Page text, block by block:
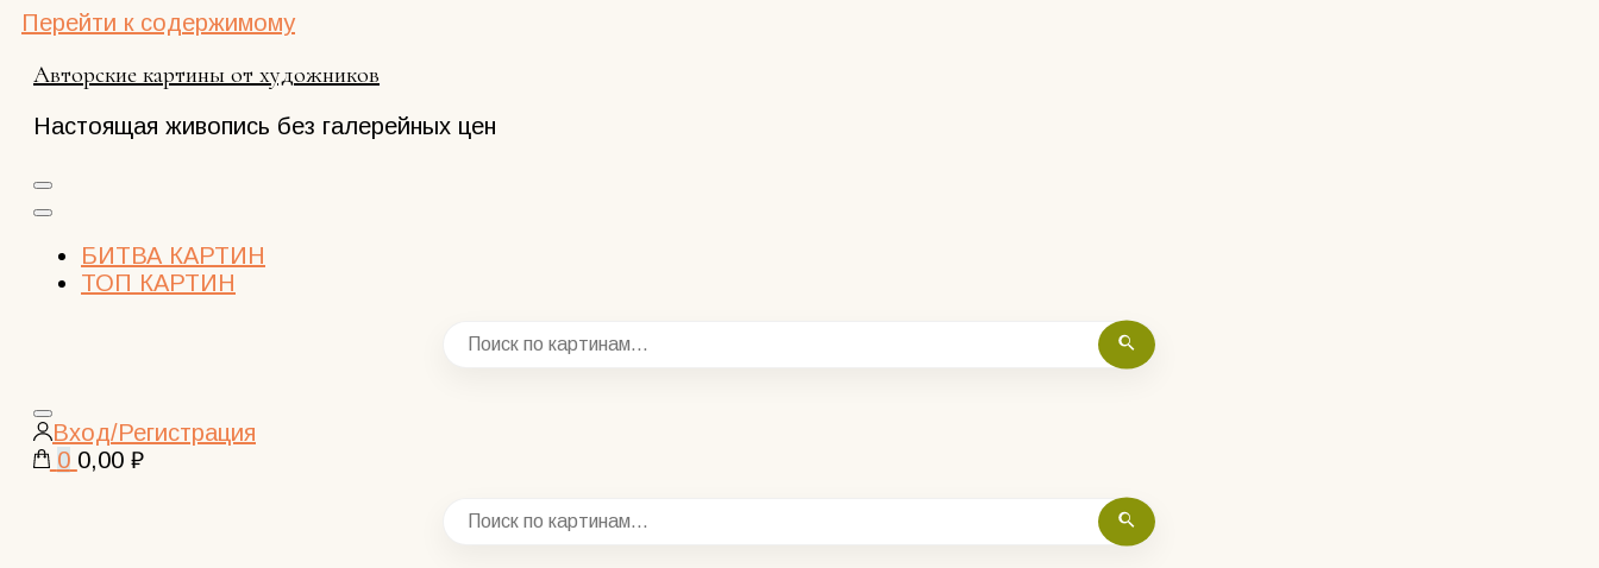
Перейти к содержимому
Авторские картины от художников
Настоящая живопись без галерейных цен
БИТВА КАРТИН
ТОП КАРТИН
Закрыть
поиск
Вход/Регистрация
0 0,00 ₽